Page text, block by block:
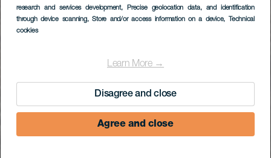
research and services development, Precise geolocation data, and identification
through device scanning, Store and/or access information on a device, Technical
cookies
Learn More →
Disagree and close
Agree and close